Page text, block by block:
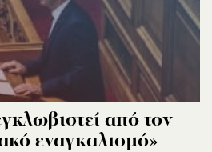
από τον
εναγκαλισμό»